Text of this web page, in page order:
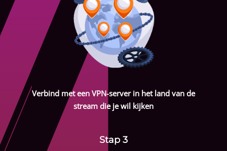
Verbind met een VPN-server in het land van de
stream die je wil kijken
Stap 3